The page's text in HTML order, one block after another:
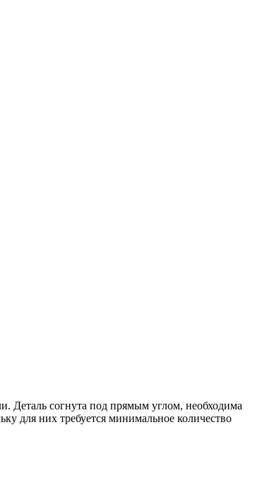
Деталь согнута под прямым углом, необходима
для них требуется минимальное количество